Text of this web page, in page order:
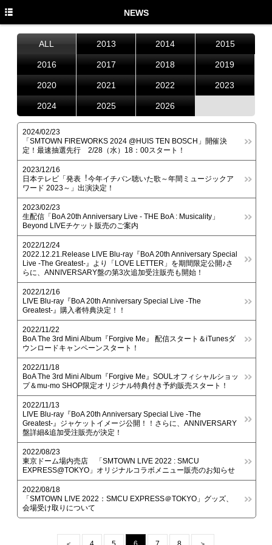
NEWS
ALL 2013 2014 2015
2016 2017 2018 2019
2020 2021 2022 2023
2024 2025 2026
2024/02/23
「SMTOWN FIREWORKS 2024 @HUIS TEN BOSCH」開催決
定！最速抽選先行 2/28（水）18：00スタート！
2023/12/16
日本テレビ「発表︕今年イチバン聴いた歌～年間ミュージックア
ワード 2023～」出演決定！
2023/02/23
生配信「BoA 20th Anniversary Live - THE BoA : Musicality」
Beyond LIVEチケット販売のご案内
2022/12/24
2022.12.21.Release LIVE Blu-ray『BoA 20th Anniversary Special
Live -The Greatest-』より「LOVE LETTER」を期間限定公開♪さ
らに、ANNIVERSARY盤の第3次追加受注販売も開始！
2022/12/16
LIVE Blu-ray『BoA 20th Anniversary Special Live -The
Greatest-』購入者特典決定！！
2022/11/22
BoA The 3rd Mini Album『Forgive Me』 配信スタート＆iTunesダ
ウンロードキャンペーンスタート！
2022/11/18
BoA The 3rd Mini Album『Forgive Me』SOULオフィシャルショッ
プ＆mu-mo SHOP限定オリジナル特典付き予約販売スタート！
2022/11/13
LIVE Blu-ray『BoA 20th Anniversary Special Live -The
Greatest-』ジャケットイメージ公開！！さらに、ANNIVERSARY
盤詳細&追加受注販売が決定！
2022/08/23
東京ドーム場内売店 「SMTOWN LIVE 2022 : SMCU
EXPRESS@TOKYO」オリジナルコラボメニュー販売のお知らせ
2022/08/18
「SMTOWN LIVE 2022：SMCU EXPRESS＠TOKYO」グッズ、
会場受け取りについて
NEWS
LIVE
PROFILE
DISCOGRAPHY
MUSIC VIDEO
GOODS
STAFF TWITTER
FANCLUB